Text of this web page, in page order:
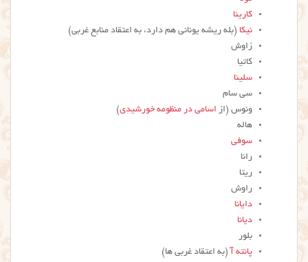
کارینا
نیکا (بله ریشه یونانی هم دارد، به اعتقاد منابع غربی)
زاوش
کاتیا
سلینا
سی سام
ونوس (از اسامی در منظومه خورشیدی)
هاله
سوفی
رانا
ریتا
راوش
دایانا
دیانا
بلور
پانته آ(به اعتقاد غربی ها)